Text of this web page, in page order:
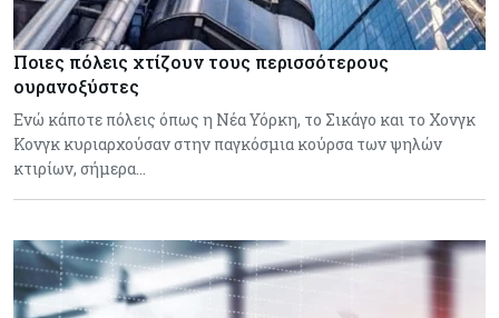
Ποιες πόλεις χτίζουν τους περισσότερους
ουρανοξύστες
Ενώ κάποτε πόλεις όπως η Νέα Υόρκη, το Σικάγο και το Χονγκ
Κονγκ κυριαρχούσαν στην παγκόσμια κούρσα των ψηλών
κτιρίων, σήμερα…